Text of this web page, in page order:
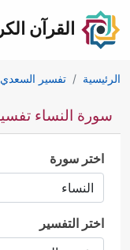
القرآن
الرئيسية تفسير السعدي
سورة النساء تفسير
اختر سورة
اختر التفسير